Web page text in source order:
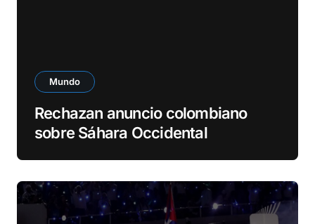
Mundo
Rechazan anuncio colombiano
sobre Sáhara Occidental